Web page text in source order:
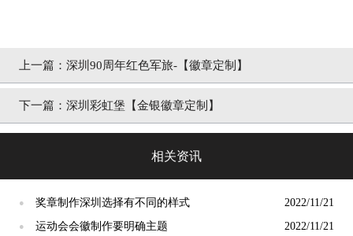
上一篇：深圳90周年红色军旅-【徽章定制】
下一篇：深圳彩虹堡【金银徽章定制】
相关资讯
● 奖章制作深圳选择有不同的样式 2022/11/21
● 运动会会徽制作要明确主题 2022/11/21